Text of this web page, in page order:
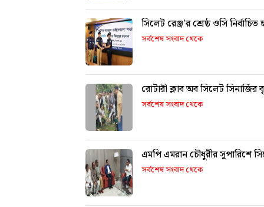
সিলেট রেঞ্জ’র শ্রেষ্ঠ ওসি
সর্বশেষ সংবাদ থেকে
রোটারী ক্লাব অব সিলেট
সর্বশেষ সংবাদ থেকে
এমপি এমরান চৌধুরীর সুপারিশে
সর্বশেষ সংবাদ থেকে